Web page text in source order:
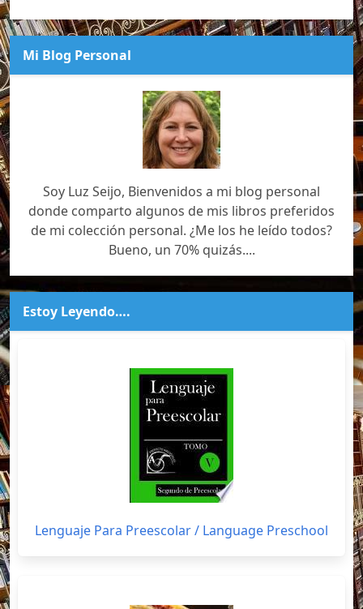
Mi Blog Personal
Soy Luz Seijo, Bienvenidos a mi blog personal
donde comparto algunos de mis libros preferidos
de mi colección personal. ¿Me los he leído todos?
Bueno, un 70% quizás....
Estoy Leyendo….
Lenguaje Para Preescolar / Language Preschool